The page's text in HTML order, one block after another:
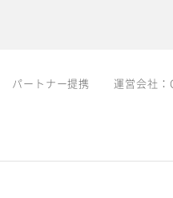
パートナー提携 運営会社：